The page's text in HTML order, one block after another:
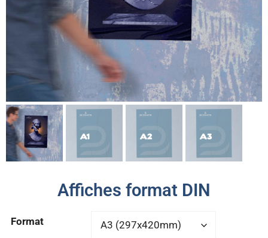
Affiches format DIN
Format